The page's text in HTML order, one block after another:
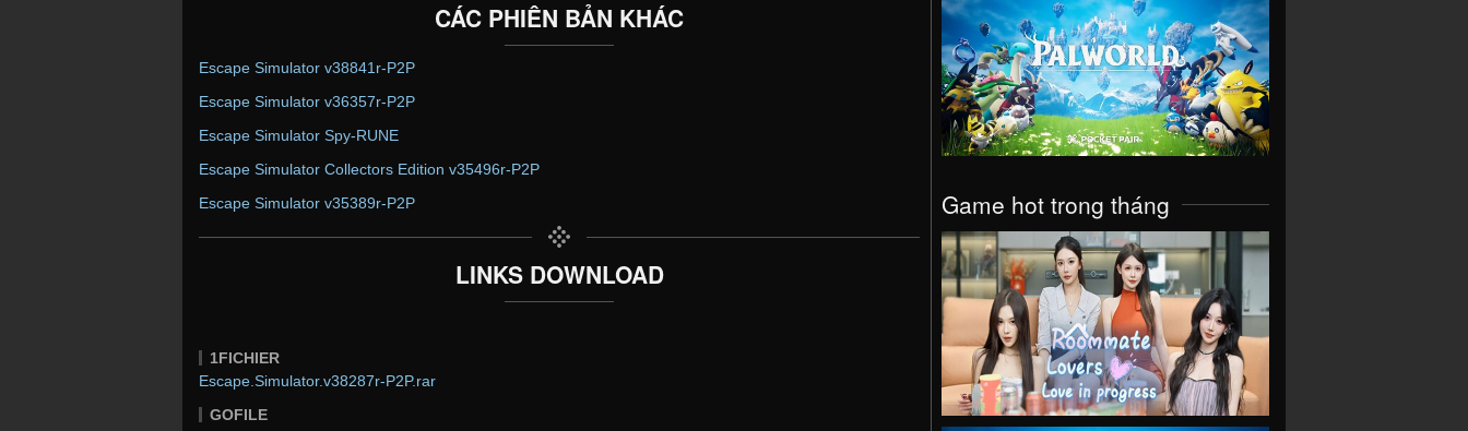
CÁC PHIÊN BẢN KHÁC
Escape Simulator v38841r-P2P
Escape Simulator v36357r-P2P
Escape Simulator Spy-RUNE
Escape Simulator Collectors Edition v35496r-P2P
Escape Simulator v35389r-P2P
LINKS DOWNLOAD
1FICHIER
Escape.Simulator.v38287r-P2P.rar
GOFILE
VIEW
Game hot trong tháng
VIEW